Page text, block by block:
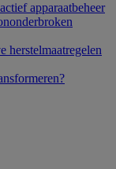
apparaatbeheer
herstelmaatregelen